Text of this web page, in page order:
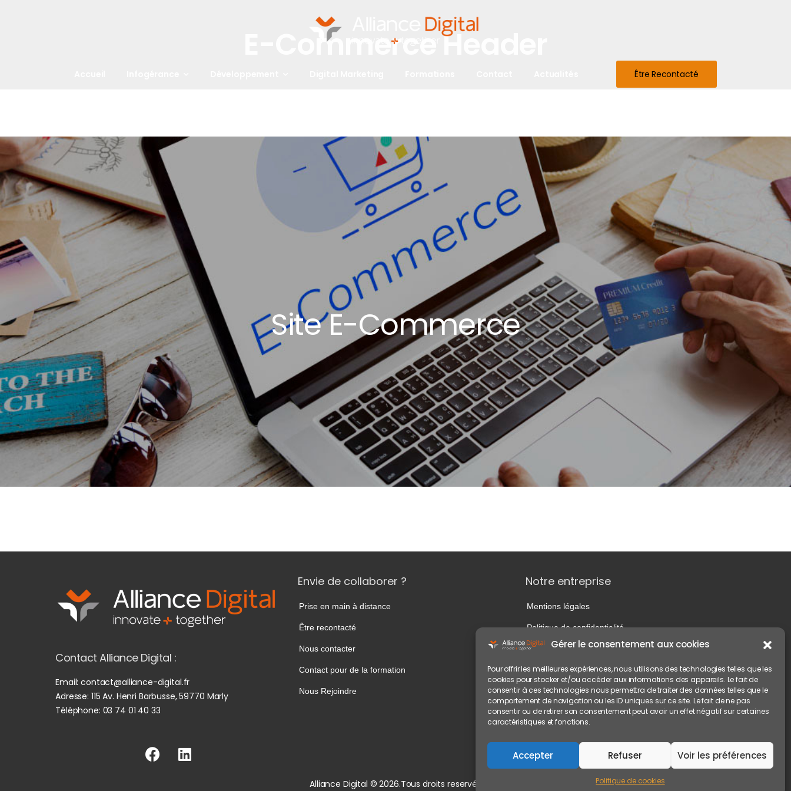
Gérer le consentement aux cookies
Pour offrir les meilleures expériences, nous utilisons des technologies telles que les
cookies pour stocker et/ou accéder aux informations des appareils. Le fait de
consentir à ces technologies nous permettra de traiter des données telles que le
comportement de navigation ou les ID uniques sur ce site. Le fait de ne pas
consentir ou de retirer son consentement peut avoir un effet négatif sur certaines
caractéristiques et fonctions.
Accepter Refuser Voir les préférences
Politique de cookies
Être Recontacté
E-Commerce Header
Site E-Commerce
Contact Alliance Digital :
Email: contact@alliance-digital.fr
Adresse: 115 Av. Henri Barbusse, 59770 Marly
Téléphone: 03 74 01 40 33
Envie de collaborer ?
Prise en main à distance
Être recontacté
Nous contacter
Contact pour de la formation
Nous Rejoindre
Notre entreprise
Mentions légales
Politique de confidentialité
Alliance Digital © 2026.Tous droits reservés